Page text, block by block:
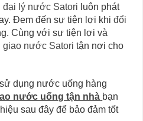
đại lý nước Satori luôn phát
Đem đến sự tiện lợi khiđổi
Cùng với sự tiện lợi và
giao nước Satori tận nơi cho
dụng nước uống hàng
nước uống tận nhà bạn
sau đây để bảo đảm tốt